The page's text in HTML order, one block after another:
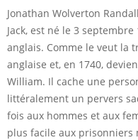
Jonathan Wolverton
Jack, est né le 3
anglais. Comme le veut la
anglaise et, en 1740,
William. Il cache une
littéralement un pervers
fois aux hommes et aux
plus facile aux